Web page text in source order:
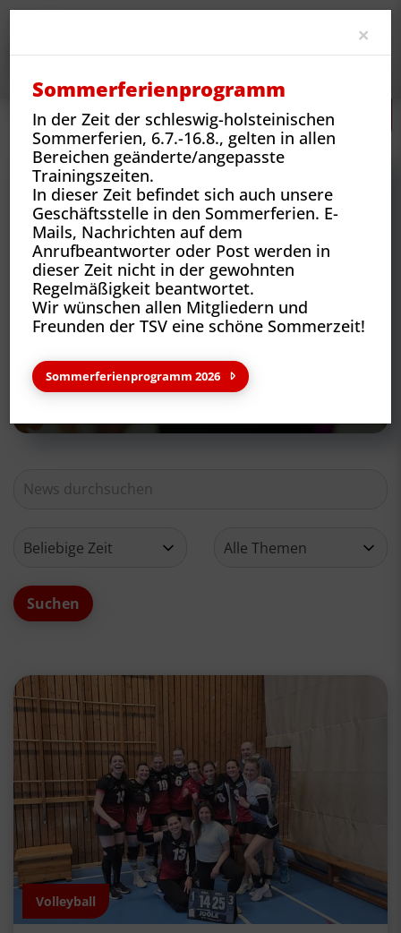
Neues Vereins-News
Neues aus deinem Verein
Volleyball
×
Sommerferienprogramm
In der Zeit der schleswig-holsteinischen
Sommerferien, 6.7.-16.8., gelten in allen
Bereichen geänderte/angepasste
Trainingszeiten.
In dieser Zeit befindet sich auch unsere
Geschäftsstelle in den Sommerferien. E-
Mails, Nachrichten auf dem
Anrufbeantworter oder Post werden in
dieser Zeit nicht in der gewohnten
Regelmäßigkeit beantwortet.
Wir wünschen allen Mitgliedern und
Freunden der TSV eine schöne Sommerzeit!
Sommerferienprogramm 2026